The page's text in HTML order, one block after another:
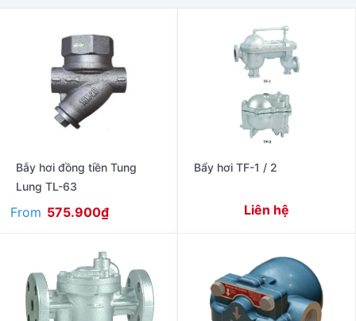
Bẫy hơi đồng tiền Tung
Lung TL-63
From 575.900₫
Bẩy hơi TF-1 / 2
Liên hệ